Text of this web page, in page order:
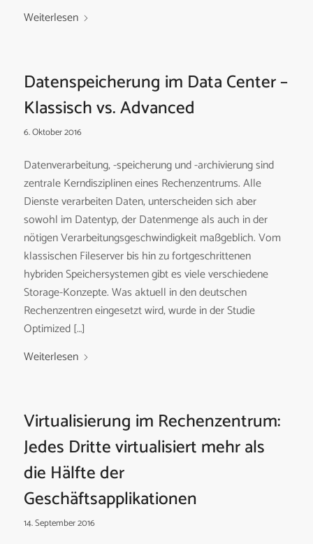
Weiterlesen
Datenspeicherung im Data Center –
Klassisch vs. Advanced
6. Oktober 2016
Datenverarbeitung, -speicherung und -archivierung sind
zentrale Kerndisziplinen eines Rechenzentrums. Alle
Dienste verarbeiten Daten, unterscheiden sich aber
sowohl im Datentyp, der Datenmenge als auch in der
nötigen Verarbeitungsgeschwindigkeit maßgeblich. Vom
klassischen Fileserver bis hin zu fortgeschrittenen
hybriden Speichersystemen gibt es viele verschiedene
Storage-Konzepte. Was aktuell in den deutschen
Rechenzentren eingesetzt wird, wurde in der Studie
Optimized […]
Weiterlesen
Virtualisierung im Rechenzentrum:
Jedes Dritte virtualisiert mehr als
die Hälfte der
Geschäftsapplikationen
14. September 2016